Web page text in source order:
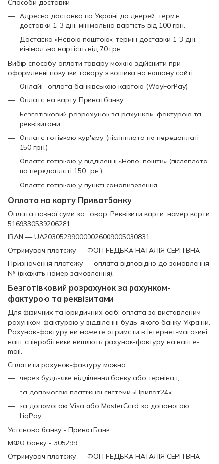
Способи доставки
Адресна доставка по Україні до дверей: термін
доставки 1-3 дні, мінімальна вартість від 100 грн.
Доставка «Новою поштою»: термін доставки 1-3 дні,
мінімальна вартість від 70 грн
Вибір способу оплати товару можна здійснити при
оформленні покупки товару з кошика на нашому сайті.
Онлайн-оплата банківською картою (WayForPay)
Оплата на карту Приватбанку
Безготівковий розрахунок за рахунком-фактурою та
реквізитами
Оплата готівкою кур'єру (післяплата по передоплаті
150 грн.)
Оплата готівкою у відділенні «Нової пошти» (післяплата
по передоплаті 150 грн.)
Оплата готівкою у пункті самовивезення
Оплата на карту Приватбанку
Оплата повної суми за товар. Реквізити карти: номер карти
5169330539206281
IBAN — UA203052990000026009005030831
Отримувач платежу — ФОП РЕДЬКА НАТАЛІЯ СЕРГІЇВНА
Призначення платежу — оплата відповідно до замовлення
№ (вкажіть номер замовлення).
Безготівковий розрахунок за рахунком-
фактурою та реквізитами
Для фізичних та юридичних осіб: оплата за виставленим
рахунком-фактурою у відділенні будь-якого банку України.
Рахунок-фактуру ви можете отримати в інтернет-магазині:
наші співробітники вишлють рахунок-фактуру на ваш e-
mail.
Сплатити рахунок-фактуру можна:
через будь-яке відділення банку або термінал;
за допомогою платіжної системи «Приват24»;
за допомогою Visa або MasterCard за допомогою
LiqPay.
Установа банку - ПриватБанк
МФО банку - 305299
Отримувач платежу — ФОП РЕДЬКА НАТАЛІЯ СЕРГІЇВНА